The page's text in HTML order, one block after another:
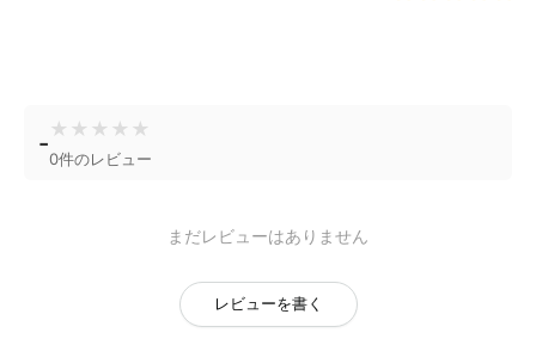
- ★ ★ ★ ★ ★
0件のレビュー
まだレビューはありません
レビューを書く